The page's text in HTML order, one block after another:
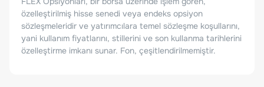
özelleştirilmiş hisse senedi veya endeks opsiyon
sözleşmeleridir ve yatırımcılara temel sözleşme koşullarını,
yani kullanım fiyatlarını, stillerini ve son kullanma tarihlerini
özelleştirme imkanı sunar. Fon, çeşitlendirilmemiştir.